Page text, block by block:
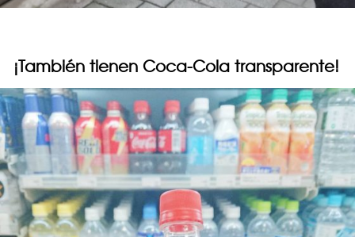
¡También tienen Coca-Cola transparente!